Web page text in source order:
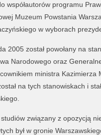
współautorów programu
Muzeum Powstania
w wyborach
2005 został powołany na
Narodowego oraz
ministra
na tych stanowiskach i
związany z opozycją
był w gronie